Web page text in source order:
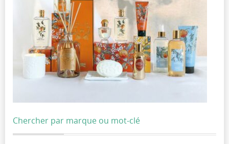
Chercher par marque ou mot-clé